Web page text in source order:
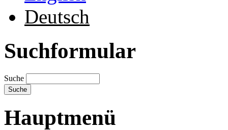
Deutsch
Suchformular
Suche
Hauptmenü